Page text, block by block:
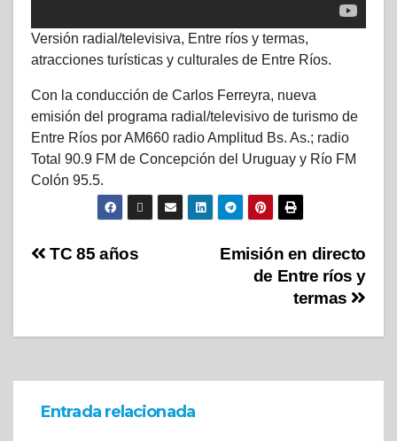
Versión radial/televisiva, Entre ríos y termas,
atracciones turísticas y culturales de Entre Ríos.
Con la conducción de Carlos Ferreyra, nueva
emisión del programa radial/televisivo de turismo de
Entre Ríos por AM660 radio Amplitud Bs. As.; radio
Total 90.9 FM de Concepción del Uruguay y Río FM
Colón 95.5.
Emisión en directo
de Entre ríos y
termas
TC 85 años
Entrada relacionada